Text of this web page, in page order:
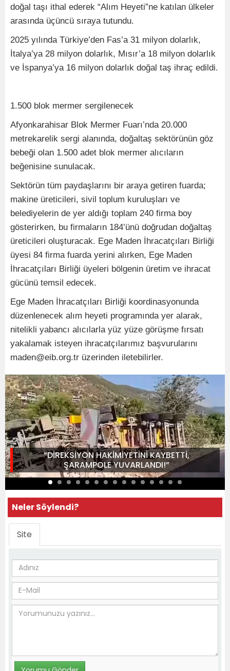
doğal taşı ithal ederek “Alım Heyeti”ne katılan ülkeler
arasında üçüncü sıraya tutundu.
2025 yılında Türkiye’den Fas’a 31 milyon dolarlık,
İtalya’ya 28 milyon dolarlık, Mısır’a 18 milyon dolarlık
ve İspanya’ya 16 milyon dolarlık doğal taş ihraç edildi.
1.500 blok mermer sergilenecek
Afyonkarahisar Blok Mermer Fuarı’nda 20.000
metrekarelik sergi alanında, doğaltaş sektörünün göz
bebeği olan 1.500 adet blok mermer alıcıların
beğenisine sunulacak.
Sektörün tüm paydaşlarını bir araya getiren fuarda;
makine üreticileri, sivil toplum kuruluşları ve
belediyelerin de yer aldığı toplam 240 firma boy
gösterirken, bu firmaların 184’ünü doğrudan doğaltaş
üreticileri oluşturacak. Ege Maden İhracatçıları Birliği
üyesi 84 firma fuarda yerini alırken, Ege Maden
İhracatçıları Birliği üyeleri bölgenin üretim ve ihracat
gücünü temsil edecek.
Ege Maden İhracatçıları Birliği koordinasyonunda
düzenlenecek alım heyeti programında yer alarak,
nitelikli yabancı alıcılarla yüz yüze görüşme fırsatı
yakalamak isteyen ihracatçılarımız başvurularını
maden@eib.org.tr üzerinden iletebilirler.
“DİREKSİYON HAKİMİYETİNİ KAYBETTİ,
ŞARAMPOLE YUVARLANDI!”
Neler Söylendi?
Site